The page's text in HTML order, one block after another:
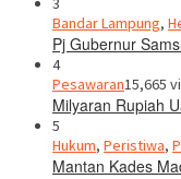
Bandar Lampung,
Pj Gubernur
4
Pesawaran15,665
Milyaran Rupiah
5
Hukum, Peristiwa,
Mantan Kades